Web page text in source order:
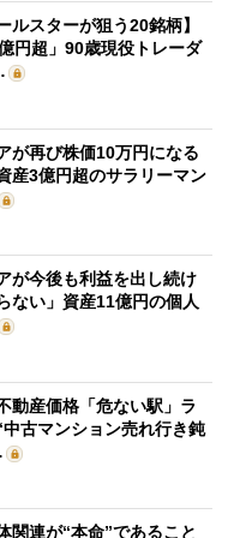
ルスターが狙う20銘柄】
円超」90歳現役トレーダ
が再び株価10万円になる
産3億円超のサラリーマン
が今後も利益を出し続け
ない」資産11億円の個人
動産価格「危ない駅」ラ
中古マンション売れ行き鈍
関連が“本命”であること